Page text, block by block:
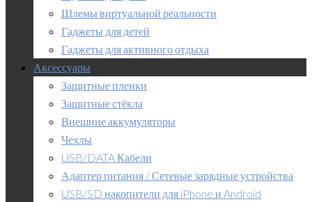
Шлемы виртуальной реальности
Гаджеты для детей
Гаджеты для активного отдыха
Аксессуары
Защитные пленки
Защитные стёкла
Внешние аккумуляторы
Чехлы
USB/DATA Кабели
Адаптер питания / Сетевые зарядные устройства
USB/SD накопители для iPhone и Android